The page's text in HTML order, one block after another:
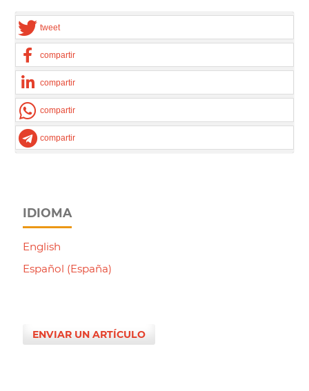
tweet
compartir
compartir
compartir
compartir
IDIOMA
English
Español (España)
ENVIAR UN ARTÍCULO